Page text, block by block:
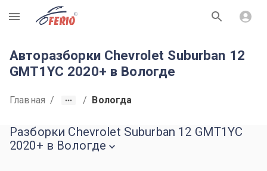
R
Авторазборки Chevrolet Suburban 12
GMT1YC 2020+ в Вологде
Главная / / Вологда
Разборки Chevrolet Suburban 12 GMT1YC
2020+ в Вологде